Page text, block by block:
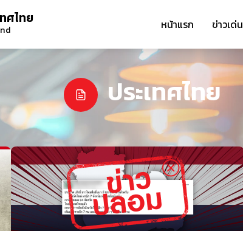
ศไทย หน้าแรก ข่าวเด่น
ประเทศไทย